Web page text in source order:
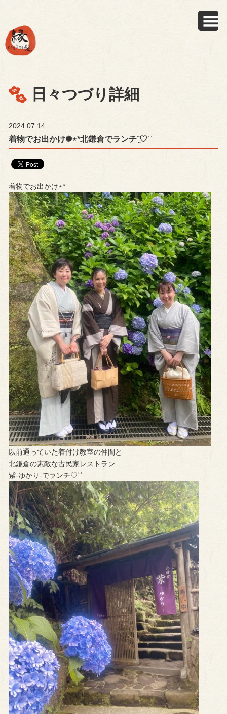
日々つづり詳細
2024.07.14
着物でお出かけ✺⋆*北鎌倉でランチ¨̮♡︎ʾʾ
着物でお出かけ⋆*
以前通っていた着付け教室の仲間と
北鎌倉の素敵な古民家レストラン
紫-ゆかり-でランチ♡︎ʾʾ